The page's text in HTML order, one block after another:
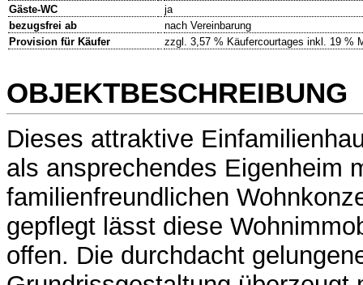
Gäste-WC
ja
bezugsfrei ab
nach Vereinbarung
Provision für Käufer
zzgl. 3,57 % Käufercourtages inkl. 19 %
OBJEKTBESCHREIBUNG
Dieses attraktive
als ansprechendes Eigenheim
familienfreundlichen
gepflegt lässt diese
offen. Die durchdacht